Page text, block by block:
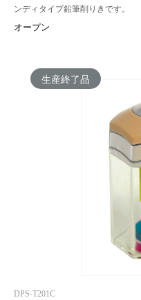
ンディタイプ鉛筆削りきです。
オープン
生産終了品
DPS-T201C